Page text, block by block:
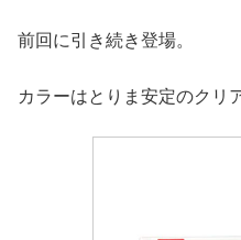
前回に引き続き登場。
カラーはとりま安定のクリ